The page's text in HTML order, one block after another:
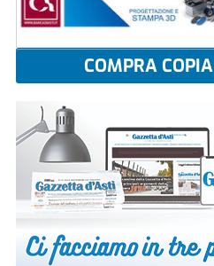
COMPRA COPIA